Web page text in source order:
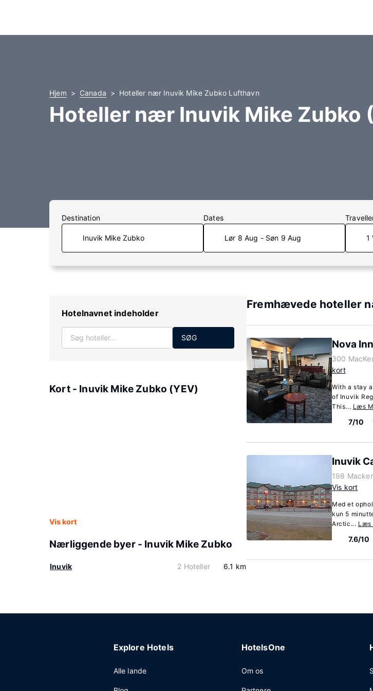
Hjem Canada Hoteller nær Inuvik Mike Zubko Lufthavn
Hoteller nær Inuvik Mike Zubko
Destination Dates
Lør 8 Aug - Søn 9 Aug 1
Hotelnavnet indeholder
SØG
Kort - Inuvik Mike Zubko (YEV)
Vis kort
Nærliggende byer - Inuvik Mike Zubko
Inuvik 2 Hoteller 6.1 km
Fremhævede hoteller
Nova
300
kort
With a stay
of Inuvik
This... Læs
7/10
Inuvik
198
Vis kort
Med et
kun 5
Arctic... Læs
7.6/10
Explore Hotels
Alle lande
HotelsOne
Om os